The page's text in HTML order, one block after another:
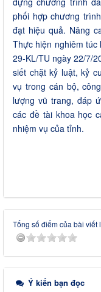
phối hợp chương
đạt hiệu quả. Nâng
Thực hiện nghiêm túc
29-KL/TU ngày 22/7/
siết chặt kỷ luật, kỷ
vụ trong cán bộ,
lượng vũ trang, đáp
các đề tài khoa học
nhiệm vụ của tỉnh.
Tổng số điểm của bài viết
Ý kiến bạn đọc